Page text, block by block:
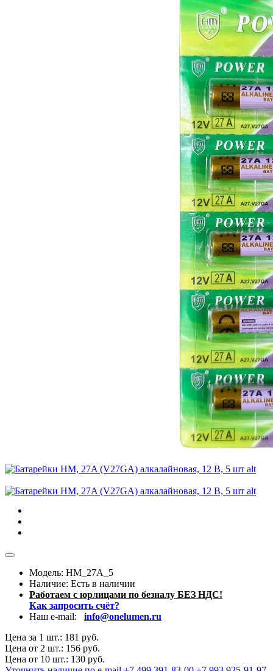
Модель: HM_27A_5
Наличие: Есть в наличии
Работаем с юрлицами по безналу БЕЗ НДС!
Как запросить счёт?
Наш e-mail: info@onelumen.ru
Цена за 1 шт.: 181 руб.
Цена от 2 шт.: 156 руб.
Цена от 10 шт.: 130 руб.